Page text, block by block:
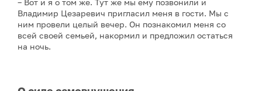
– Вот и я о том же. Тут же мы ему позвонили и
Владимир Цезаревич пригласил меня в гости. Мы с
ним провели целый вечер. Он познакомил меня со
всей своей семьей, накормил и предложил остаться
на ночь.